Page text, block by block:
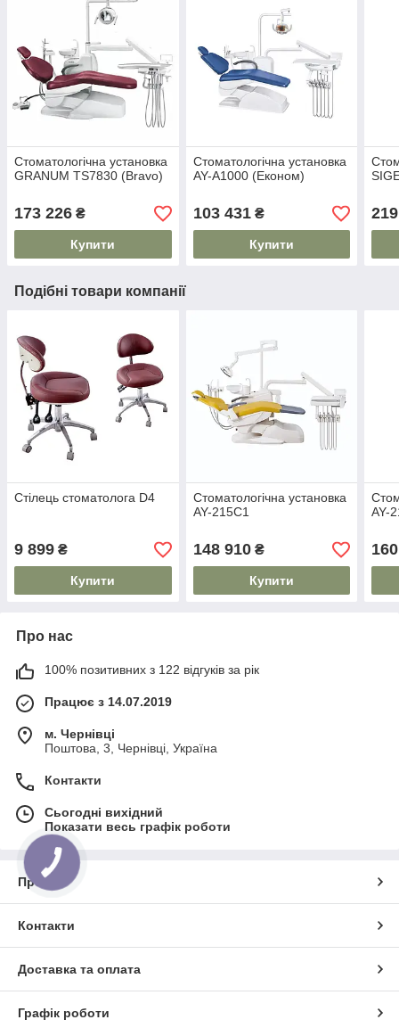
Стоматологічна установка
GRANUM TS7830 (Bravo)
173 226 ₴
Купити
Стоматологічна установка
AY-A1000 (Економ)
103 431₴
Купити
Подібні товари компанії
Стілець стоматолога D4
9 899 ₴
Купити
Стоматологічна установка
AY-215C1
148 910₴
Купити
AY-
Про нас
100% позитивних з 122 відгуків за рік
Працює з 14.07.2019
м. Чернівці
Поштова, 3, Чернівці, Україна
Контакти
Сьогодні вихідний
Показати весь графік роботи
Про нас
Контакти
Доставка та оплата
Графік роботи